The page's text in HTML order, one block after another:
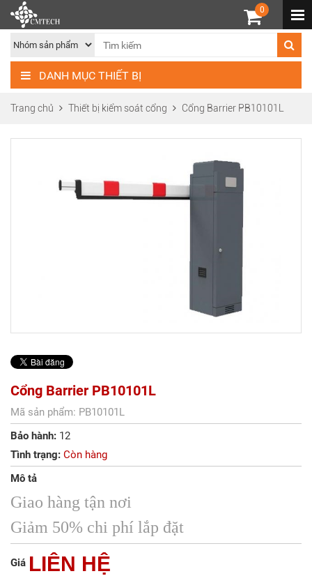
0
DANH MỤC THIẾT BỊ
Trang chủ Thiết bị kiểm soát cổng Cổng Barrier PB10101L
Cổng Barrier PB10101L
Mã sản phẩm: PB10101L
Bảo hành: 12
Tình trạng: Còn hàng
Mô tả
Giao hàng tận nơi
Giảm 50% chi phí lắp đặt
Giá LIÊN HỆ